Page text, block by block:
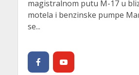
magistralnom putu M-17 u
motela i benzinske pumpe
se...